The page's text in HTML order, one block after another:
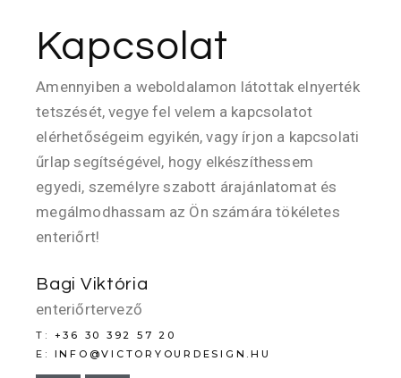
Kapcsolat
Amennyiben a weboldalamon látottak elnyerték
tetszését, vegye fel velem a kapcsolatot
elérhetőségeim egyikén, vagy írjon a kapcsolati
űrlap segítségével, hogy elkészíthessem
egyedi, személyre szabott árajánlatomat és
megálmodhassam az Ön számára tökéletes
enteriőrt!
Bagi Viktória
enteriőrtervező
T: +36 30 392 57 20
E: INFO@VICTORYOURDESIGN.HU